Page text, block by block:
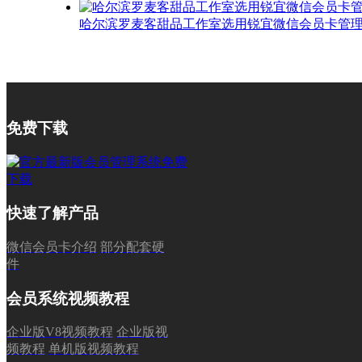
哈尔滨罗麦客甜品工作室选用锐宜微信会员卡管
免费下载
快速了解产品
微信会员卡介绍 部分配套硬
件
会员系统视频教程
企业版V8视频教程 企业版视
频教程 单机版视频教程